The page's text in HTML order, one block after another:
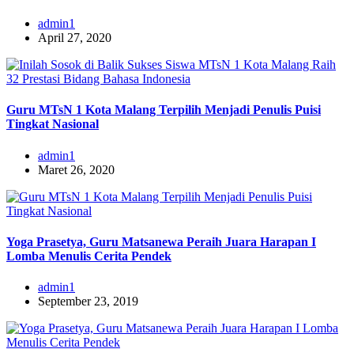
admin1
April 27, 2020
Guru MTsN 1 Kota Malang Terpilih Menjadi Penulis Puisi
Tingkat Nasional
admin1
Maret 26, 2020
Yoga Prasetya, Guru Matsanewa Peraih Juara Harapan I
Lomba Menulis Cerita Pendek
admin1
September 23, 2019